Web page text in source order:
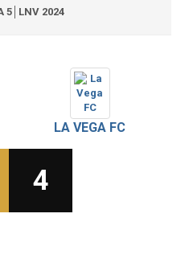
5│LNV 2024
LA VEGA FC
4